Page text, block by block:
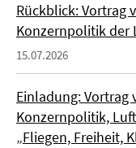
Rückblick: Vortrag
Konzernpolitik der
15.07.2026
Einladung: Vortrag
Konzernpolitik,
„Fliegen, Freiheit,